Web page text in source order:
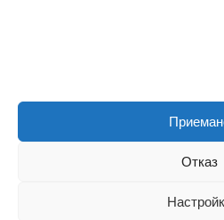
Отказ
Политика за
WordPress